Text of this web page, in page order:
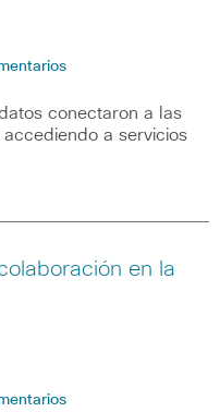
conectaron a las
a servicios
en la